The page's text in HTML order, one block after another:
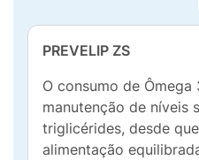
PREVELIP ZS
O consumo de Ômega
manutenção de níveis
triglicérides, desde
alimentação